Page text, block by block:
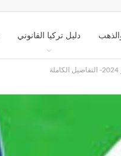
دليل تركيا القانوني